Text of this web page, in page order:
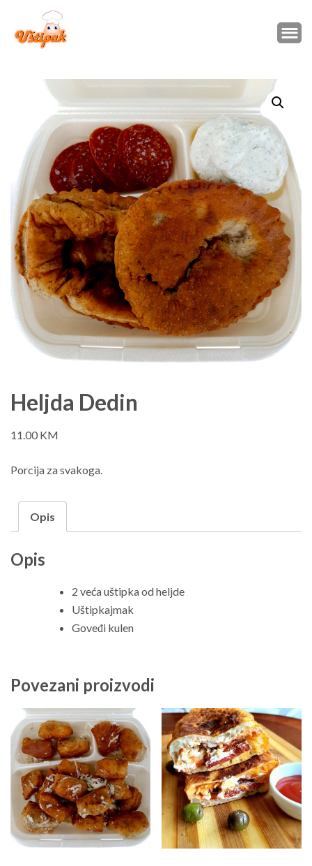
Heljda Dedin
11.00 KM
Porcija za svakoga.
Opis
Opis
2 veća uštipka od heljde
Uštipkajmak
Goveđi kulen
Povezani proizvodi